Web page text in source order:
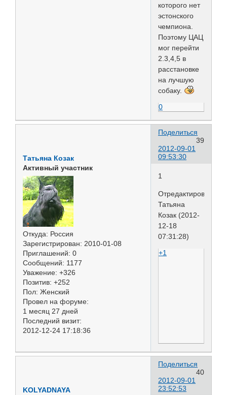
которого нет
эстонского
чемпиона.
Поэтому ЦАЦ
мог перейти
2.3,4,5 в
расстановке
на лучшую
собаку.
0
Поделиться
39
2012-09-01
09:53:30
Татьяна Козак
Активный участник
Откуда: Россия
Зарегистрирован: 2010-01-08
Приглашений: 0
Сообщений: 1177
Уважение: +326
Позитив: +252
Пол: Женский
Провел на форуме:
1 месяц 27 дней
Последний визит:
2012-12-24 17:18:36
1
Отредактировано
Татьяна
Козак (2012-
12-18
07:31:28)
+1
Поделиться
40
2012-09-01
23:52:53
KOLYADNAYA